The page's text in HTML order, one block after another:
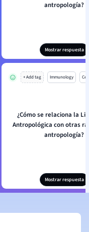
antropología?
Mostrar respuesta
+ Add tag Immunology
¿Cómo se relaciona la
Antropológica con otras
antropología?
Mostrar respuesta